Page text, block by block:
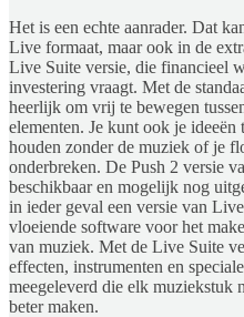
Het is een echte aanrader. Dat
Live formaat, maar ook in de
Live Suite versie, die financieel
investering vraagt. Met de
heerlijk om vrij te bewegen
elementen. Je kunt ook je ideeën
houden zonder de muziek of je
onderbreken. De Push 2 versie
beschikbaar en mogelijk nog
in ieder geval een versie van
vloeiende software voor het
van muziek. Met de Live Suite
effecten, instrumenten en
meegeleverd die elk muziekstuk
beter maken.